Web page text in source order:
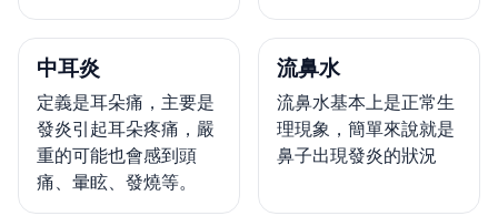
中耳炎
定義是耳朵痛，主要是
發炎引起耳朵疼痛，嚴
重的可能也會感到頭
痛、暈眩、發燒等。
流鼻水
流鼻水基本上是正常生
理現象，簡單來說就是
鼻子出現發炎的狀況